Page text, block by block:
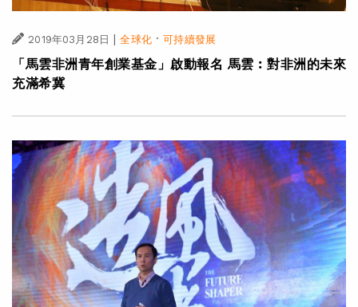
2019年03月28日 | 全球化·可持續發展
「馬雲非洲青年創業基金」啟動報名 馬雲︰對非洲的未來
充滿希冀